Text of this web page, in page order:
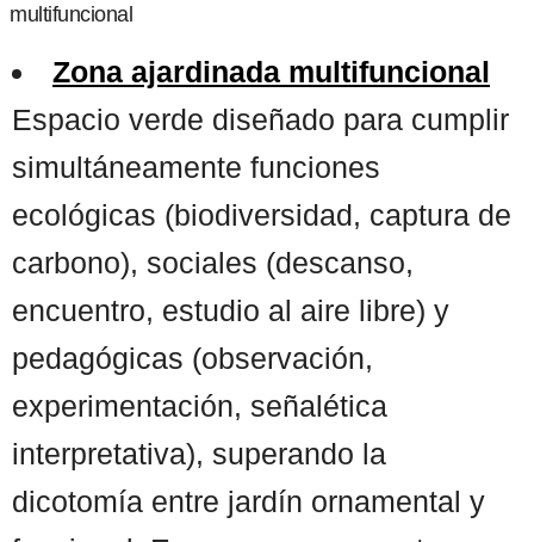
multifuncional
Zona ajardinada multifuncional
Espacio verde diseñado para cumplir
simultáneamente funciones
ecológicas (biodiversidad, captura de
carbono), sociales (descanso,
encuentro, estudio al aire libre) y
pedagógicas (observación,
experimentación, señalética
interpretativa), superando la
dicotomía entre jardín ornamental y